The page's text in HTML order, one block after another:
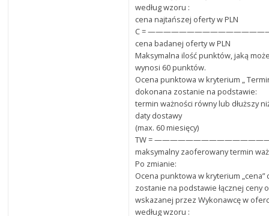
według wzoru :
cena najtańszej oferty w PLN
C = ————————————————
cena badanej oferty w PLN
Maksymalna ilość punktów, jaką
wynosi 60 punktów.
Ocena punktowa w kryterium „
dokonana zostanie na podstawie:
termin ważności równy lub dłuższy
daty dostawy
(max. 60 miesięcy)
TW =
maksymalny zaoferowany termin
Po zmianie:
Ocena punktowa w kryterium „cena”
zostanie na podstawie łącznej ceny
wskazanej przez Wykonawcę w
według wzoru :